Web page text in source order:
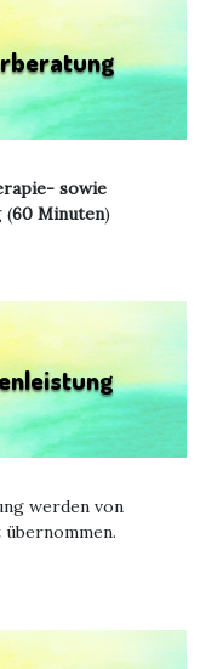
sowie
(60 Minuten)
werden von